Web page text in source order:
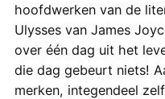
hoofdwerken van de
Ulysses van James
over één dag uit het
die dag gebeurt niets!
merken, integendeel